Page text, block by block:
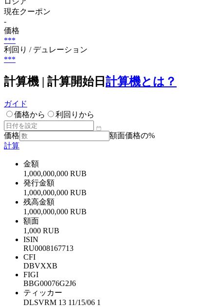
現在クーポン
-
価格
***
利回り / デュレーション
***
計算機 | 計算開始日 計算機とは？
ガイド
価格から
利回りから
価格
額面価格の%
計算
金額
1,000,000,000 RUB
発行金額
1,000,000,000 RUB
残高金額
1,000,000,000 RUB
額面
1,000 RUB
ISIN
RU0008167713
CFI
DBVXXB
FIGI
BBG00076G2J6
ティッカー
DLSVRM 13 11/15/06 1